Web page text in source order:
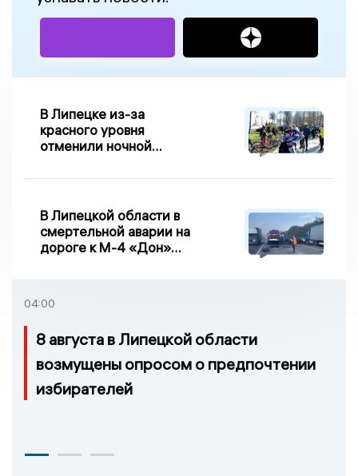
В Липецке из-за
красного уровня
отменили ночной
В Липецкой области в
смертельной аварии на
дороге к М-4 «Дон»
04:00
8 августа в Липецкой области
возмущены опросом о предпочтении
избирателей